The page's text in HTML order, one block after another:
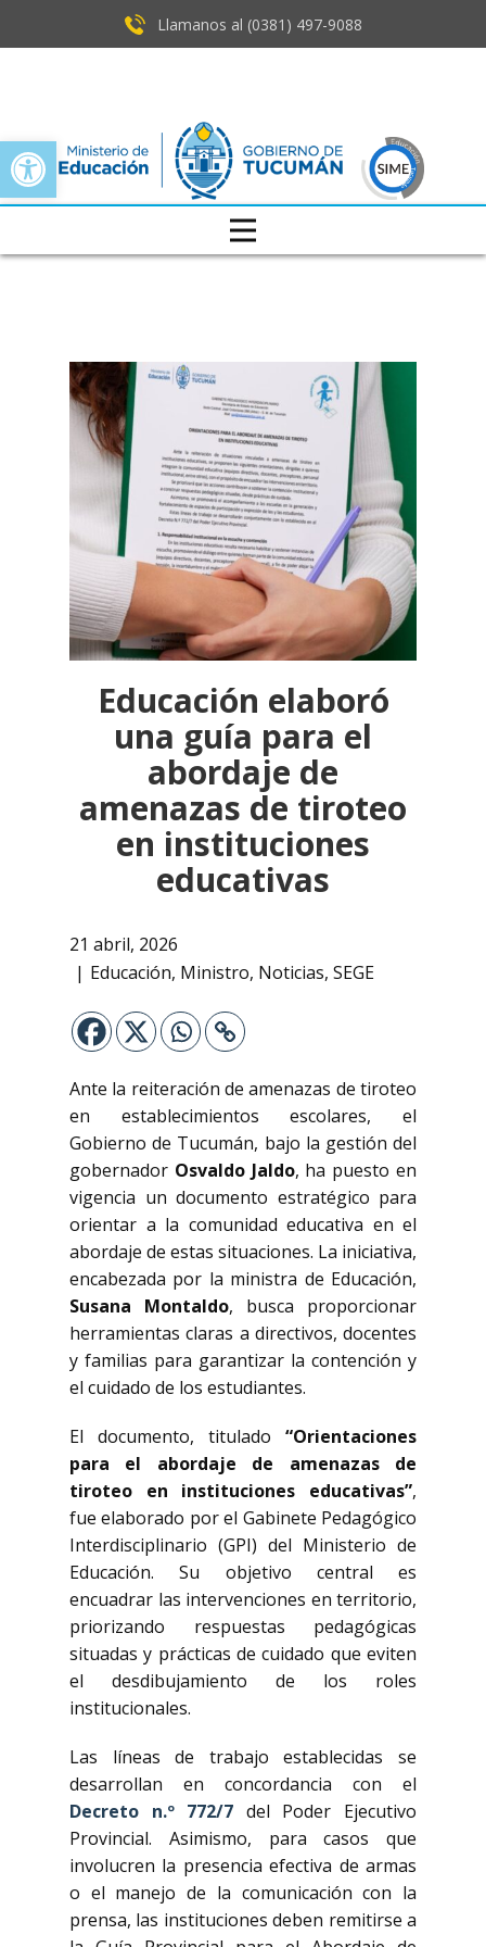
Open toolbar
Llamanos al (0381) ​497-9088
Educación elaboró
una guía para el
abordaje de
amenazas de tiroteo
en instituciones
educativas
21 abril, 2026
Educación, Ministro, Noticias, SEGE
Ante la reiteración de amenazas de tiroteo
en establecimientos escolares, el
Gobierno de Tucumán, bajo la gestión del
gobernador Osvaldo Jaldo, ha puesto en
vigencia un documento estratégico para
orientar a la comunidad educativa en el
abordaje de estas situaciones. La iniciativa,
encabezada por la ministra de Educación,
Susana Montaldo, busca proporcionar
herramientas claras a directivos, docentes
y familias para garantizar la contención y
el cuidado de los estudiantes.
El documento, titulado “Orientaciones
para el abordaje de amenazas de
tiroteo en instituciones educativas”,
fue elaborado por el Gabinete Pedagógico
Interdisciplinario (GPI) del Ministerio de
Educación. Su objetivo central es
encuadrar las intervenciones en territorio,
priorizando respuestas pedagógicas
situadas y prácticas de cuidado que eviten
el desdibujamiento de los roles
institucionales.
Las líneas de trabajo establecidas se
desarrollan en concordancia con el
Decreto n.º 772/7 del Poder Ejecutivo
Provincial. Asimismo, para casos que
involucren la presencia efectiva de armas
o el manejo de la comunicación con la
prensa, las instituciones deben remitirse a